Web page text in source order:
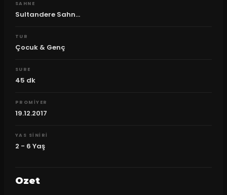
SAHNE
Sultandere Sahn...
TUR
Çocuk & Genç
SURE
45 dk
PROMIYER
19.12.2017
YAS SINIRI
2 - 6 Yaş
Ozet